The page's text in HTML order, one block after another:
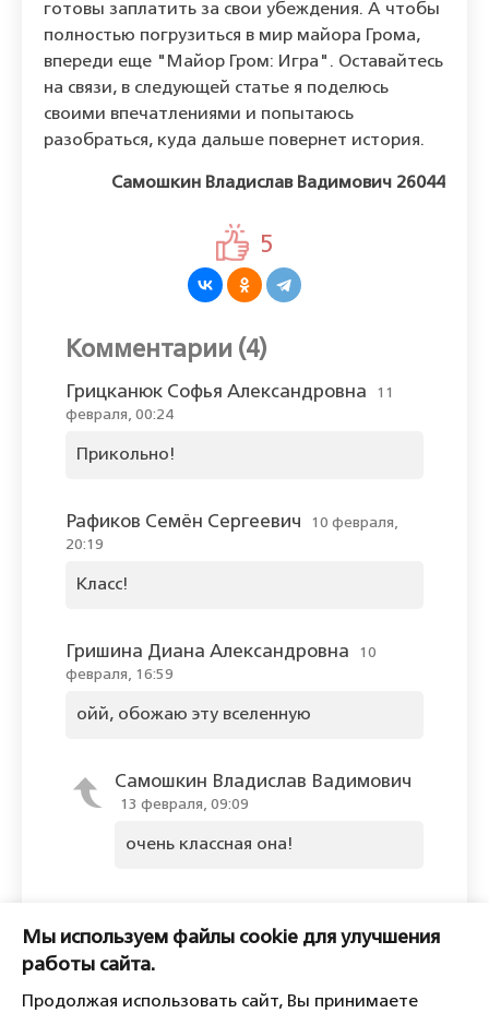
готовы заплатить за свои убеждения. А чтобы
полностью погрузиться в мир майора Грома,
впереди еще "Майор Гром: Игра". Оставайтесь
на связи, в следующей статье я поделюсь
своими впечатлениями и попытаюсь
разобраться, куда дальше повернет история.
Самошкин Владислав Вадимович 26044
5
Комментарии (4)
Грицканюк Софья Александровна
11
февраля, 00:24
Прикольно!
Рафиков Семён Сергеевич
10 февраля,
20:19
Класс!
Гришина Диана Александровна
10
февраля, 16:59
ойй, обожаю эту вселенную
Самошкин Владислав Вадимович
13 февраля, 09:09
очень классная она!
Пожалуйста, войдите, чтобы
комментировать.
Мы используем файлы cookie для улучшения
работы сайта.
Продолжая использовать сайт, Вы принимаете